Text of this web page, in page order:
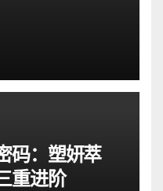
码：塑妍萃
重进阶